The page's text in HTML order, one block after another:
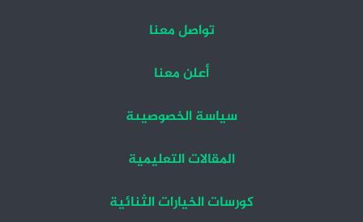
تواصل معنا
أعلن معنا
سياسة الخصوصيىة
المقالات التعليمية
كورسات الخيارات الثنائية